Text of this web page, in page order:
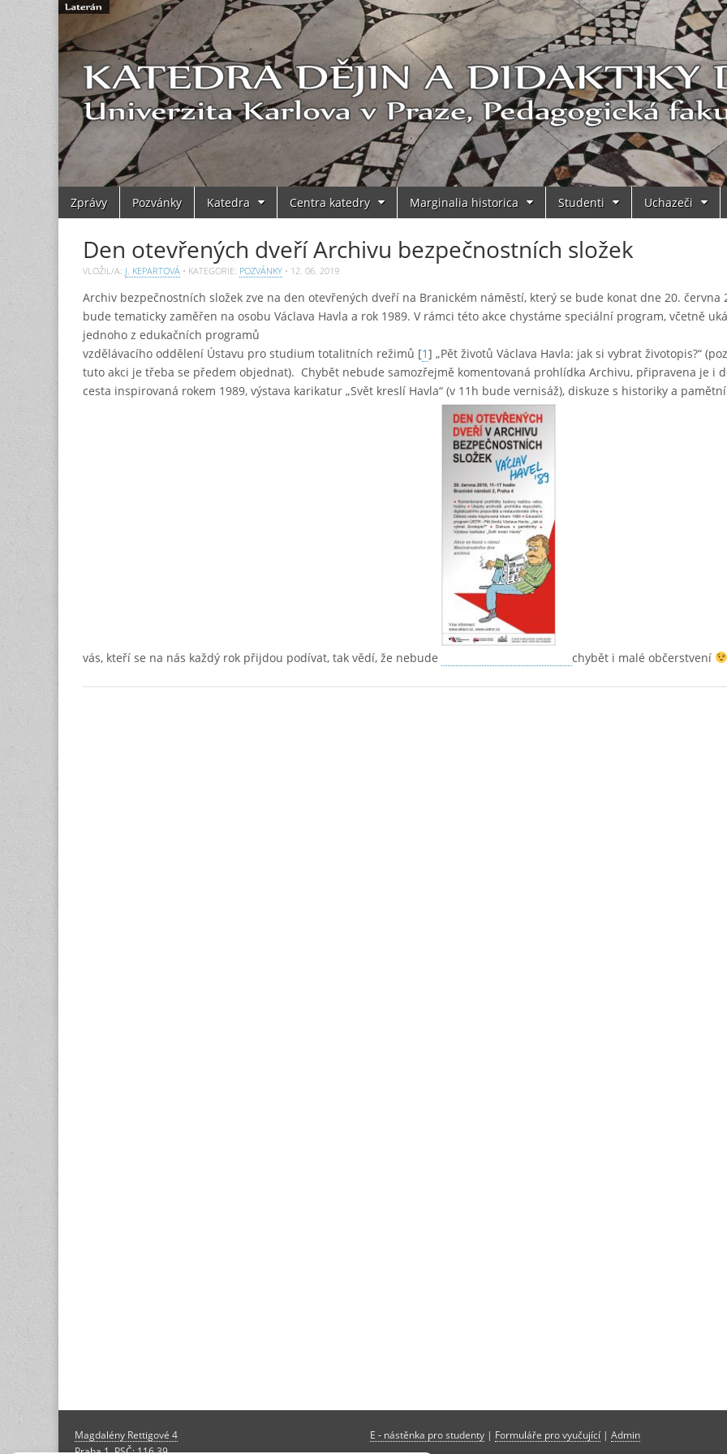
Main
menu
SkipZprávy Pozvánky Katedra Centra katedry Marginalia historica Studenti Uchazeči
Den otevřených dveří Archivu bezpečnostních složek
VLOŽIL/A: J. KEPARTOVÁ • KATEGORIE: POZVÁNKY • 12. 06. 2019
Archiv bezpečnostních složek zve na den otevřených dveří na Branickém náměstí, který se bude konat dne 20. června
bude tematicky zaměřen na osobu Václava Havla a rok 1989. V rámci této akce chystáme speciální program, včetně
jednoho z edukačních programů
vzdělávacího oddělení Ústavu pro studium totalitních režimů [1] „Pět životů Václava Havla: jak si vybrat životopis?“
tuto akci je třeba se předem objednat). Chybět nebude samozřejmě komentovaná prohlídka Archivu, připravena je i
cesta inspirovaná rokem 1989, výstava karikatur „Svět kreslí Havla“ (v 11h bude vernisáž), diskuze s historiky a
vás, kteří se na nás každý rok přijdou podívat, tak vědí, že nebude chybět i malé občerstvení
Magdalény Rettigové 4
Praha 1, PSČ: 116 39
E - nástěnka pro studenty| Formuláře pro vyučující| Admin